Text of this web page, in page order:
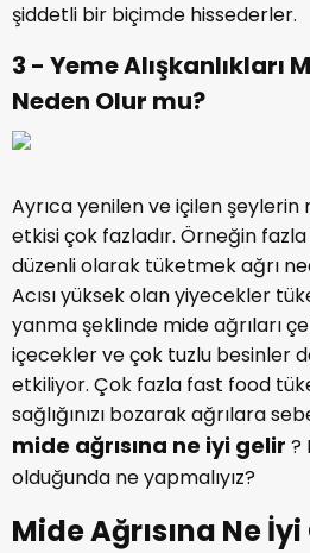
şiddetli bir biçimde hissederler.
3 - Yeme Alışkanlıkları
Neden Olur mu?
Ayrıca yenilen ve içilen şeylerin
etkisi çok fazladır. Örneğin
düzenli olarak tüketmek ağrı
Acısı yüksek olan yiyecekler
yanma şeklinde mide ağrıları
içecekler ve çok tuzlu besinler
etkiliyor. Çok fazla fast food
sağlığınızı bozarak ağrılara
mide ağrısına ne iyi gelir ?
olduğunda ne yapmalıyız?
Mide Ağrısına Ne İyi